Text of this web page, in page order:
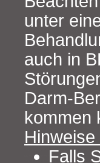
unter
auch in
Darm-
kommen
Falls